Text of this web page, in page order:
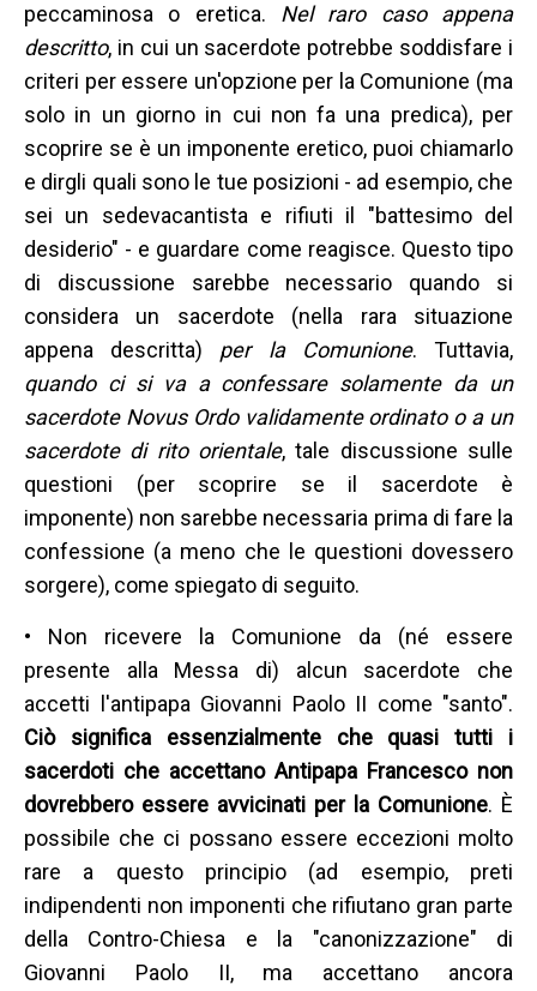
peccaminosa o eretica. Nel raro caso appena
descritto, in cui un sacerdote potrebbe soddisfare i
criteri per essere un'opzione per la Comunione (ma
solo in un giorno in cui non fa una predica), per
scoprire se è un imponente eretico, puoi chiamarlo
e dirgli quali sono le tue posizioni - ad esempio, che
sei un sedevacantista e rifiuti il ​​"battesimo del
desiderio" - e guardare come reagisce. Questo tipo
di discussione sarebbe necessario quando si
considera un sacerdote (nella rara situazione
appena descritta) per la Comunione. Tuttavia,
quando ci si va a confessare solamente da un
sacerdote Novus Ordo validamente ordinato o a un
sacerdote di rito orientale, tale discussione sulle
questioni (per scoprire se il sacerdote è
imponente) non sarebbe necessaria prima di fare la
confessione (a meno che le questioni dovessero
sorgere), come spiegato di seguito.
• Non ricevere la Comunione da (né essere
presente alla Messa di) alcun sacerdote che
accetti l'antipapa Giovanni Paolo II come "santo".
Ciò significa essenzialmente che quasi tutti i
sacerdoti che accettano Antipapa Francesco non
dovrebbero essere avvicinati per la Comunione. È
possibile che ci possano essere eccezioni molto
rare a questo principio (ad esempio, preti
indipendenti non imponenti che rifiutano gran parte
della Contro-Chiesa e la "canonizzazione" di
Giovanni Paolo II, ma accettano ancora